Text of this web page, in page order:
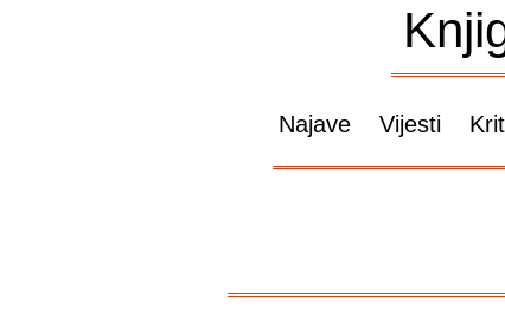
Najave Vijesti